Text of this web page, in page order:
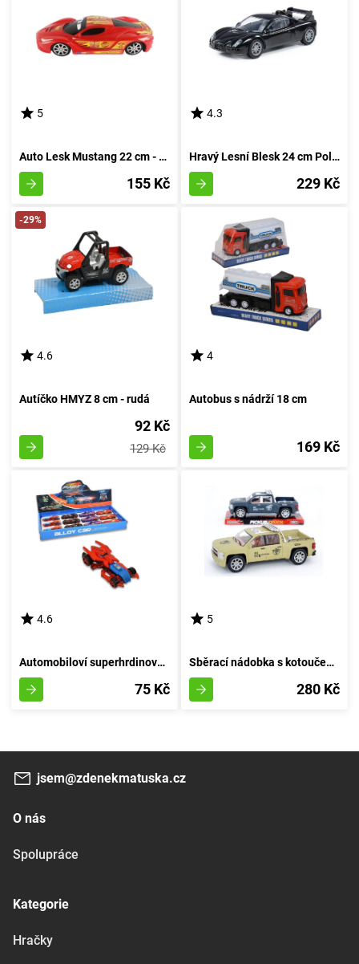
5
Auto Lesk Mustang 22 cm - rudá
155 Kč
4.3
Hravý Lesní Blesk 24 cm Polesie - rudá
229 Kč
-29%
4.6
Autíčko HMYZ 8 cm - rudá
92 Kč
129 Kč
4
Autobus s nádrží 18 cm
169 Kč
4.6
Automobiloví superhrdinové - A
75 Kč
5
Sběrací nádobka s kotoučem 27 cm - barva písku
280 Kč
jsem@zdenekmatuska.cz
O nás
Spolupráce
Kategorie
Hračky